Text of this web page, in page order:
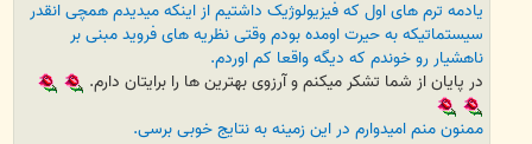
یادمه ترم های اول که فیزیولوژیک داشتیم از اینکه میدیدم همچی انقدر
سیستماتیکه به حیرت اومده بودم وقتی نظریه های فروید مبنی بر
ناهشیار رو خوندم که دیگه واقعا کم اوردم.
در پایان از شما تشکر میکنم و آرزوی بهترین ها را برایتان دارم.
ممنون منم امیدوارم در این زمینه به نتایج خوبی برسی.